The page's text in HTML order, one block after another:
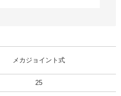
メカジョイント式
25